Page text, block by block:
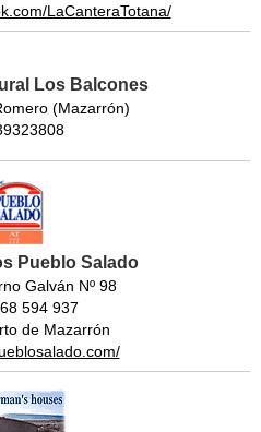
LaCanteraTotana/
Los Balcones
(Mazarrón)
Pueblo Salado
Galván Nº 98
594 937
de Mazarrón